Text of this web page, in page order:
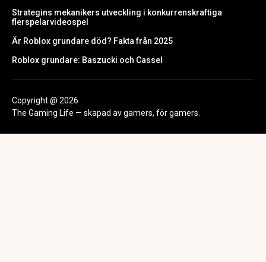
Strategins mekanikers utveckling i konkurrenskraftiga
flerspelarvideospel
Är Roblox grundare död? Fakta från 2025
Roblox grundare: Baszucki och Cassel
Copyright @ 2026
The Gaming Life — skapad av gamers, för gamers.